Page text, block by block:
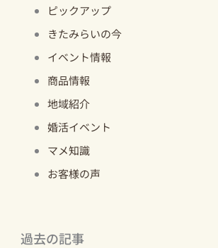
ピックアップ
きたみらいの今
イベント情報
商品情報
地域紹介
婚活イベント
マメ知識
お客様の声
過去の記事